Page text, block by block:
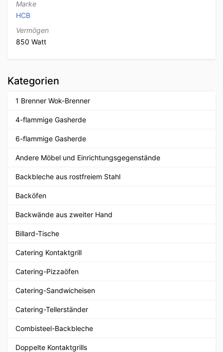
Marke
HCB
Vermögen
850 Watt
Kategorien
1 Brenner Wok-Brenner
4-flammige Gasherde
6-flammige Gasherde
Andere Möbel und Einrichtungsgegenstände
Backbleche aus rostfreiem Stahl
Backöfen
Backwände aus zweiter Hand
Billard-Tische
Catering Kontaktgrill
Catering-Pizzaöfen
Catering-Sandwicheisen
Catering-Tellerständer
Combisteel-Backbleche
Doppelte Kontaktgrills